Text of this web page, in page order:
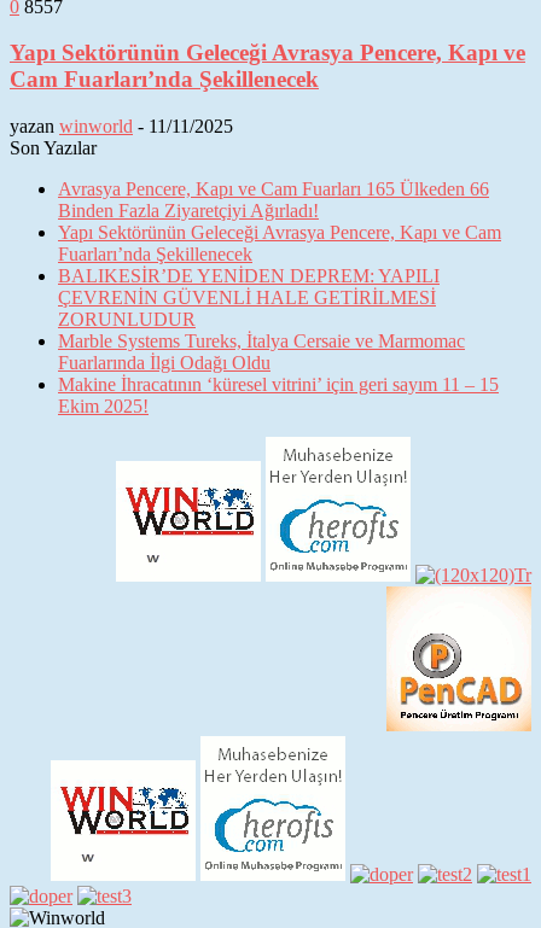
0 8557
Yapı Sektörünün Geleceği Avrasya Pencere, Kapı ve
Cam Fuarları’nda Şekillenecek
yazan winworld - 11/11/2025
Son Yazılar
Avrasya Pencere, Kapı ve Cam Fuarları 165 Ülkeden 66
Binden Fazla Ziyaretçiyi Ağırladı!
Yapı Sektörünün Geleceği Avrasya Pencere, Kapı ve Cam
Fuarları’nda Şekillenecek
BALIKESİR’DE YENİDEN DEPREM: YAPILI
ÇEVRENİN GÜVENLİ HALE GETİRİLMESİ
ZORUNLUDUR
Marble Systems Tureks, İtalya Cersaie ve Marmomac
Fuarlarında İlgi Odağı Oldu
Makine İhracatının ‘küresel vitrini’ için geri sayım 11 – 15
Ekim 2025!